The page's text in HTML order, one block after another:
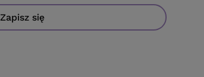
Zapisz się